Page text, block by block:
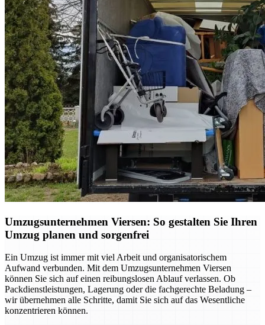
Umzugsunternehmen Viersen: So gestalten Sie Ihren
Umzug planen und sorgenfrei
Ein Umzug ist immer mit viel Arbeit und organisatorischem
Aufwand verbunden. Mit dem Umzugsunternehmen Viersen
können Sie sich auf einen reibungslosen Ablauf verlassen. Ob
Packdienstleistungen, Lagerung oder die fachgerechte Beladung –
wir übernehmen alle Schritte, damit Sie sich auf das Wesentliche
konzentrieren können.